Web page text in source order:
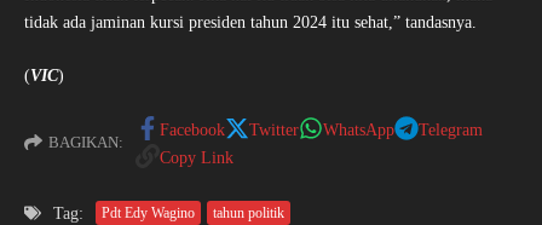
tidak ada jaminan kursi presiden tahun 2024 itu sehat,” tandasnya.
(VIC)
BAGIKAN:
Facebook Twitter WhatsApp
Telegram
Copy Link
Tag: Pdt Edy Wagino tahun politik